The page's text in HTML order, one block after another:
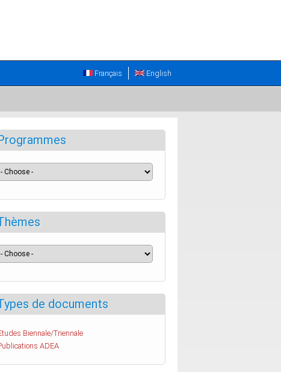
English
Français
de documents
Biennale/Triennale
ADEA